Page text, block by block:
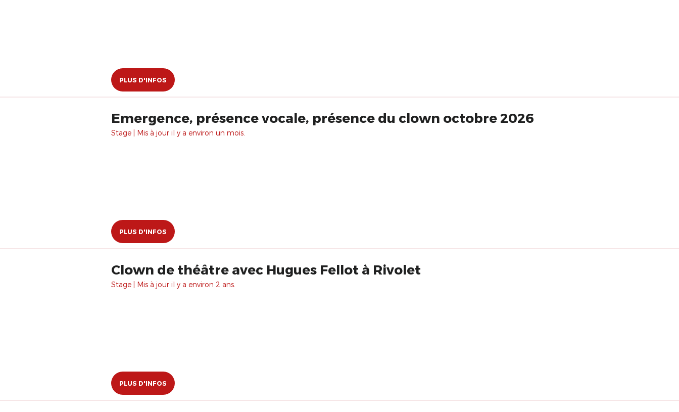
PLUS D'INFOS
Emergence, présence vocale, présence du clown octobre 2026
Stage | Mis à jour il y a environ un mois.
PLUS D'INFOS
Clown de théâtre avec Hugues Fellot à Rivolet
Stage | Mis à jour il y a environ 2 ans.
PLUS D'INFOS